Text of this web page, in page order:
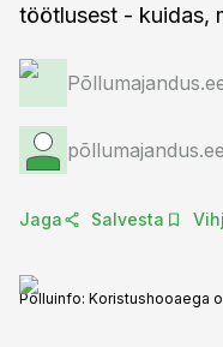
töötlusest - kuidas,
põllumajandus.ee
Jaga Salvesta
Põlluinfo: Koristushooaega